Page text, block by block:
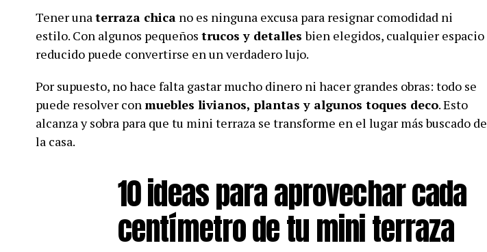
Tener unaterraza chica no es ninguna excusa para resignar comodidad ni
estilo. Con algunos pequeños trucos y detallesbien elegidos, cualquier espacio
reducido puede convertirse en un verdadero lujo.
Por supuesto, no hace falta gastar mucho dinero ni hacer grandes obras: todo se
puede resolver conmuebles livianos, plantas y algunos toques deco. Esto
alcanza y sobra para que tu mini terraza se transforme en el lugar más buscado de
la casa.
10 ideas para aprovechar cada
centímetro de tu mini terraza